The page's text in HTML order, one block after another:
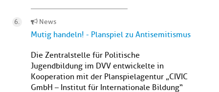
News
Mutig handeln! - Planspiel zu Antisemitismus
Die Zentralstelle für Politische
Jugendbildung im DVV entwickelte in
Kooperation mit der Planspielagentur „CIVIC
GmbH – Institut für Internationale Bildung“